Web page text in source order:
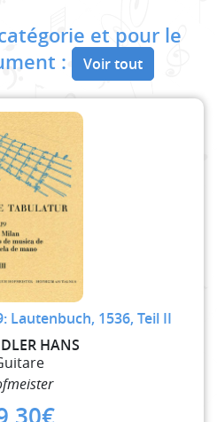
et pour le
:
Voir tout
Lautenbuch, 1536, Teil II
HANS